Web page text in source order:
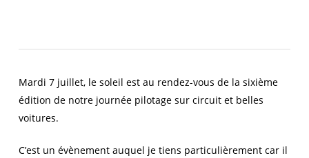
Mardi 7 juillet, le soleil est au rendez-vous de la sixième
édition de notre journée pilotage sur circuit et belles
voitures.
C’est un évènement auquel je tiens particulièrement car il